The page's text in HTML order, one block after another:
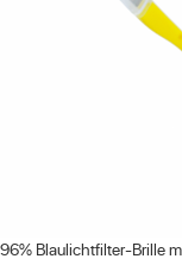
96% Blaulichtfilter-Brille